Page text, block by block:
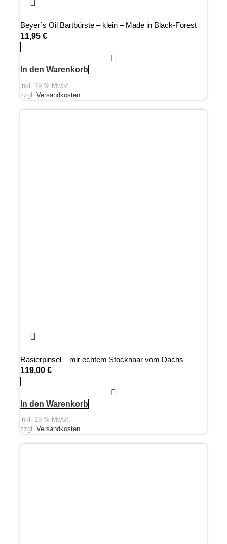
Beyer´s Oil Bartbürste – klein – Made in Black-Forest
11,95 €
In den Warenkorb
inkl. 19 % MwSt.
zzgl. Versandkosten
Rasierpinsel – mir echtem Stockhaar vom Dachs
119,00 €
In den Warenkorb
inkl. 19 % MwSt.
zzgl. Versandkosten